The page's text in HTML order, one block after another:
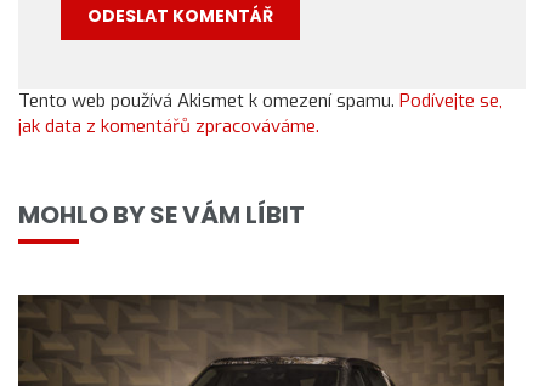
Tento web používá Akismet k omezení spamu. Podívejte se,
jak data z komentářů zpracováváme.
MOHLO BY SE VÁM LÍBIT